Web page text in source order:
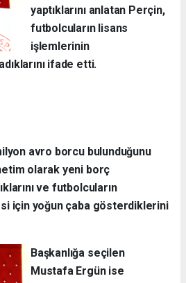
yaptıklarını anlatan Perçin,
futbolcuların lisans
işlemlerinin
ifade etti.
avro borcu bulunduğunu
olarak yeni borç
ve futbolcuların
için yoğun çaba gösterdiklerini
Başkanlığa seçilen
Mustafa Ergün ise